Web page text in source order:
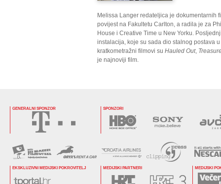
Melissa Langer redateljica je dokumentarnih
povijest na Fakultetu Carlton, a radila je za
House i Creative Time u New Yorku.
instalacija, koje su sada dio stalnog postava
kratkometražni filmovi su Hauled Out,
je najnoviji film.
GENERALNI SPONZOR SPONZORI
EKSKLUZIVNI MEDIJSKI POKROVITELJ MEDIJSKI PARTNERI MEDIJSKI